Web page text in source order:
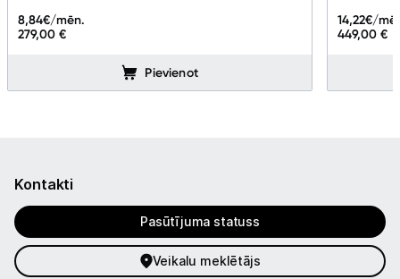
279,00 €
8,84€/mēn.
Pievienot
449,00 €
14,22€/
Kontakti
Pasūtījuma statuss
Veikalu meklētājs